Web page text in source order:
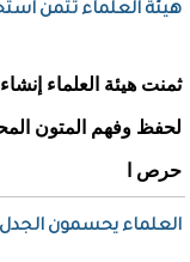
هيئة العلماء تثمن
ثمنت هيئة العلماء
لحفظ وفهم المتون
حرص ا
العلماء يحسمون